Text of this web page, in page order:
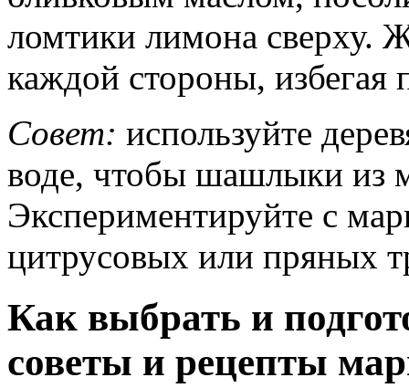
ломтики лимона сверху.
каждой стороны, избегая
Совет: используйте
воде, чтобы шашлыки из
Экспериментируйте с
цитрусовых или пряных
Как выбрать и
советы и рецепты